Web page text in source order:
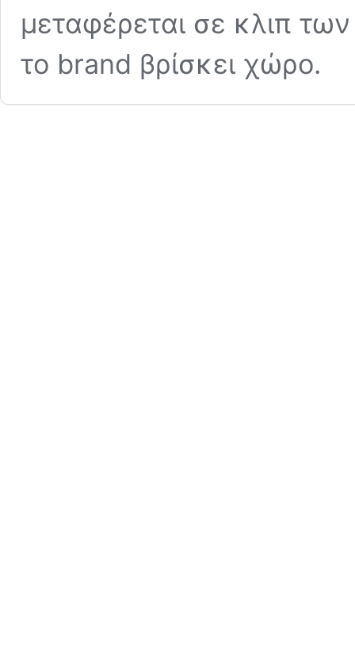
μεταφέρεται σε κλιπ
το brand βρίσκει χώρο.